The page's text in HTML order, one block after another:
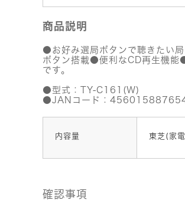
商品説明
●お好み選局ボタンで聴きたい
ボタン搭載●便利なCD再生機能
です。
●型式：TY-C161(W)
●JANコード：
内容量 東芝(家
確認事項